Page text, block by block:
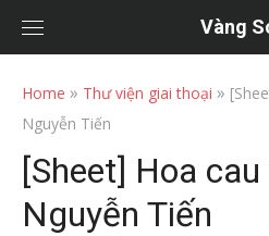
Vàng
Home » Thư viện giai thoại »
Nguyễn Tiến
[Sheet] Hoa
Nguyễn Tiến